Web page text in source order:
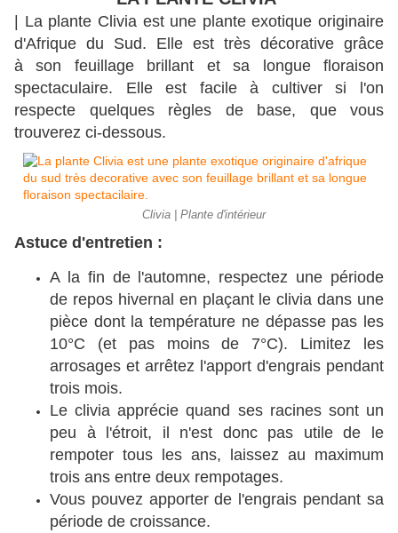
| La plante Clivia est une plante exotique originaire
d'Afrique du Sud. Elle est très décorative grâce
à son feuillage brillant et sa longue floraison
spectaculaire. Elle est facile à cultiver si l'on
respecte quelques règles de base, que vous
trouverez ci-dessous.
Clivia | Plante d'intérieur
Astuce d'entretien :
A la fin de l'automne, respectez une période
de repos hivernal en plaçant le clivia dans une
pièce dont la température ne dépasse pas les
10°C (et pas moins de 7°C). Limitez les
arrosages et arrêtez l'apport d'engrais pendant
trois mois.
Le clivia apprécie quand ses racines sont un
peu à l'étroit, il n'est donc pas utile de le
rempoter tous les ans, laissez au maximum
trois ans entre deux rempotages.
Vous pouvez apporter de l'engrais pendant sa
période de croissance.